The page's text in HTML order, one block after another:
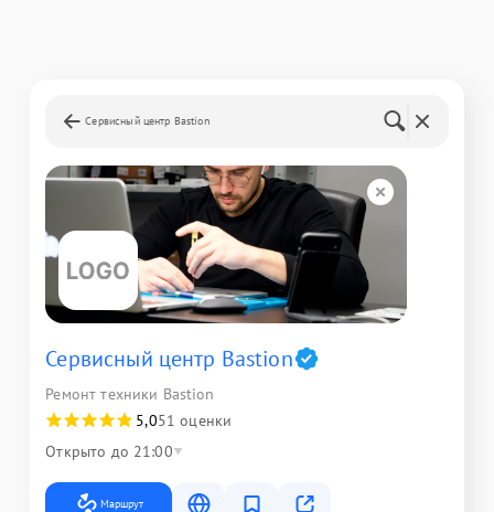
Сервисный центр Bastion
Сервисный центр Bastion
Ремонт техники Bastion
5,051 оценки
Открыто до 21:00
Маршрут